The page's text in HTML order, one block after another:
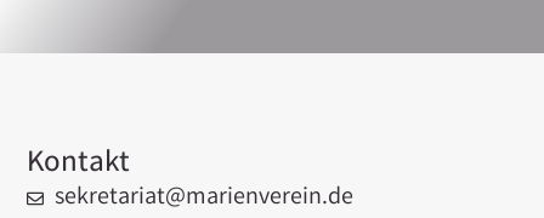
Kontakt
sekretariat@marienverein.de